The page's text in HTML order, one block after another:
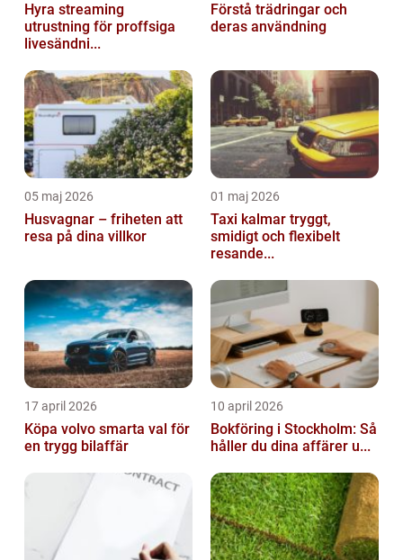
Hyra streaming
utrustning för proffsiga
livesändni...
Förstå trädringar och
deras användning
05 maj 2026
Husvagnar – friheten att
resa på dina villkor
01 maj 2026
Taxi kalmar tryggt,
smidigt och flexibelt
resande...
17 april 2026
Köpa volvo smarta val för
en trygg bilaffär
10 april 2026
Bokföring i Stockholm: Så
håller du dina affärer u...